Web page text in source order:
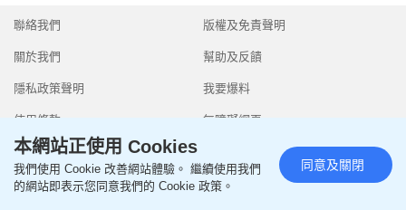
聯絡我們
關於我們
隱私政策聲明
使用條款
版權及免責聲明
幫助及反饋
我要爆料
無障礙網頁
Copyright © 2026 SingTao Ltd.All rights reserved.
本網站正使用 Cookies
我們使用 Cookie 改善網站體驗。 繼續使用我們
的網站即表示您同意我們的 Cookie 政策。
同意及關閉